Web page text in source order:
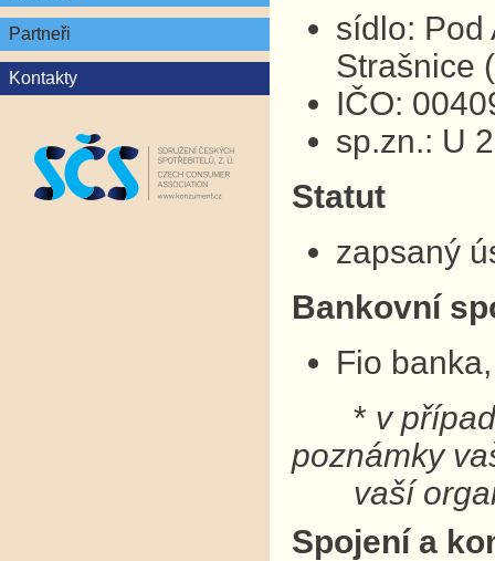
Partneři
Kontakty
sídlo: Pod
Strašnice
IČO:
sp.zn.: U
Statut
zapsaný
Bankovní
Fio
* v
poznámky
vaší
Spojení a